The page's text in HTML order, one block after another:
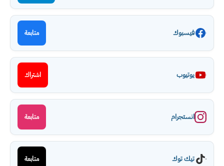
فيسبوك متابعة
يوتيوب اشتراك
انستجرام متابعة
تيك توك متابعة